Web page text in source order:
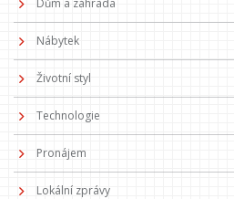
Nábytek
Životní styl
Technologie
Pronájem
Lokální zprávy